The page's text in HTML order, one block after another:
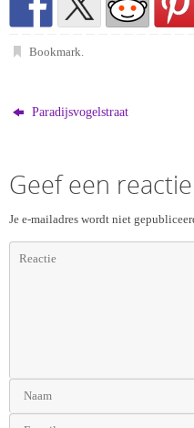
Bookmark
Paradijsvogelstraat
Geef een reactie
Je e-mailadres wordt niet